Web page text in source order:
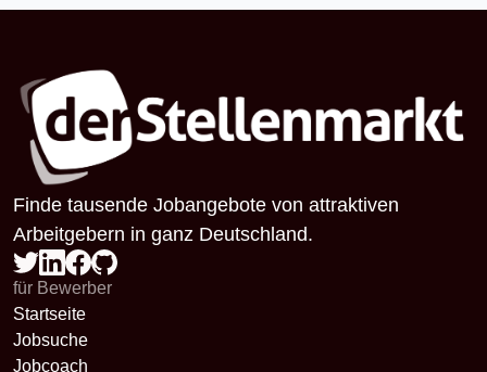
Finde tausende Jobangebote von attraktiven
Arbeitgebern in ganz Deutschland.
für Bewerber
Startseite
Jobsuche
Jobcoach